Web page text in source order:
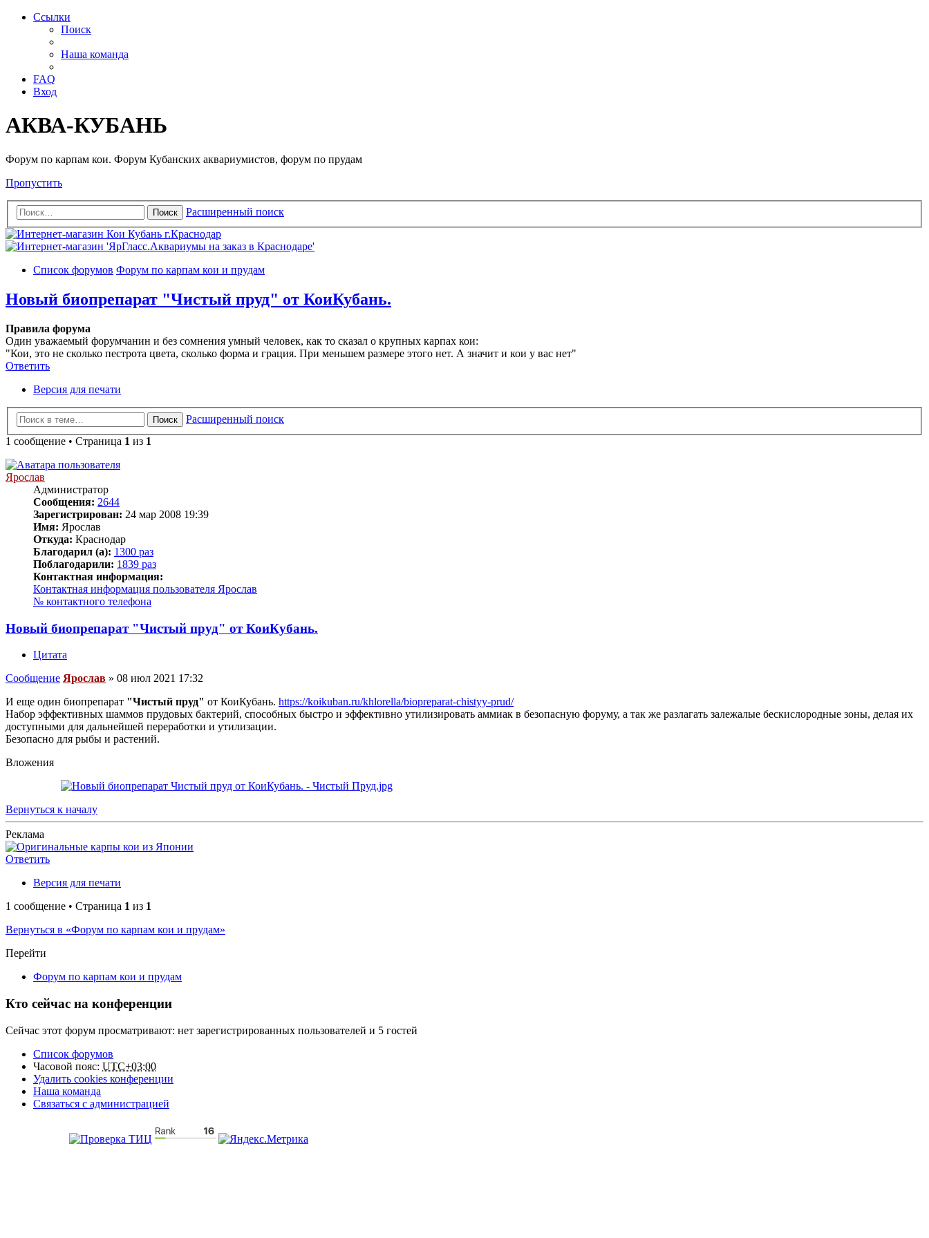
Ссылки
Поиск
Наша команда
FAQ
Вход
АКВА-КУБАНЬ
Форум по карпам кои. Форум Кубанских аквариумистов, форум по прудам
Пропустить
Поиск Расширенный поиск
Список форумов Форум по карпам кои и прудам
Новый биопрепарат "Чистый пруд" от КоиКубань.
Правила форума
Один уважаемый форумчанин и без сомнения умный человек, как то сказал о крупных карпах кои:
"Кои, это не сколько пестрота цвета, сколько форма и грация. При меньшем размере этого нет. А значит и кои у вас нет"
Ответить
Версия для печати
Поиск
Расширенный поиск
1 сообщение • Страница 1 из 1
Ярослав
Администратор
Сообщения: 2644
Зарегистрирован: 24 мар 2008 19:39
Имя: Ярослав
Откуда: Краснодар
Благодарил (а): 1300 раз
Поблагодарили: 1839 раз
Контактная информация:
Контактная информация пользователя Ярослав
№ контактного телефона
Новый биопрепарат "Чистый пруд" от КоиКубань.
Цитата
Сообщение Ярослав » 08 июл 2021 17:32
И еще один биопрепарат "Чистый пруд" от КоиКубань. https://koikuban.ru/khlorella/biopreparat-chistyy-prud/
Набор эффективных шаммов прудовых бактерий, способных быстро и эффективно утилизировать аммиак в безопасную форуму, а так же разлагать залежалые бескислородные зоны, делая их
доступными для дальнейшей переработки и утилизации.
Безопасно для рыбы и растений.
Вложения
Вернуться к началу
Реклама
Ответить
Версия для печати
1 сообщение • Страница 1 из 1
Вернуться в «Форум по карпам кои и прудам»
Перейти
Форум по карпам кои и прудам
Кто сейчас на конференции
Сейчас этот форум просматривают: нет зарегистрированных пользователей и 5 гостей
Список форумов
Часовой пояс: UTC+03:00
Удалить cookies конференции
Наша команда
Связаться с администрацией